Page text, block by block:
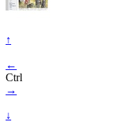
↑
←
Ctrl
→
↓